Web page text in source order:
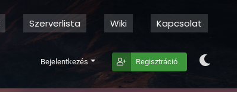
Szerverlista Wiki Kapcsolat
Bejelentkezés Regisztráció